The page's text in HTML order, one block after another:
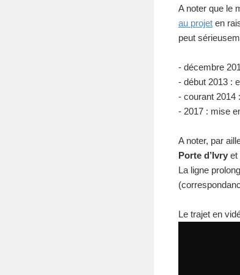
A noter que le
au projet en
peut
- décembre
- début 2013 :
- courant 2014
- 2017 : mise
A noter, par
Porte d’Ivry et
La ligne
Le trajet en